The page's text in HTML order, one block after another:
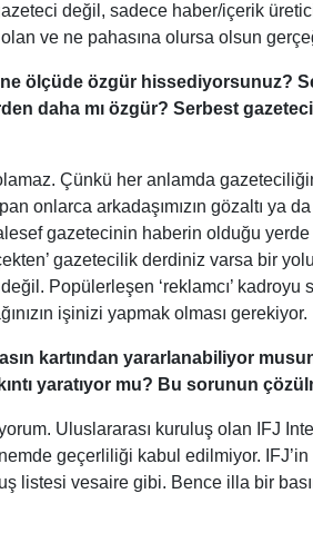
değil, sadece haber/içerik
ve ne pahasına olursa olsun
ölçüde özgür hissediyorsunuz?
daha mı özgür? Serbest
Çünkü her anlamda
onlarca arkadaşımızın gözaltı ya
gazetecinin haberin olduğu
gazetecilik derdiniz varsa bir
Popülerleşen ‘reklamcı’
işinizi yapmak olması gerekiyor.
kartından yararlanabiliyor
yaratıyor mu? Bu sorunun
Uluslararası kuruluş olan IFJ
geçerliliği kabul edilmiyor. IFJ’in
listesi vesaire gibi. Bence illa bir